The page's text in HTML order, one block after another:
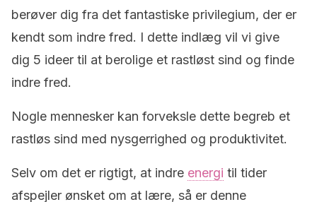
berøver dig fra det fantastiske privilegium, der er
kendt som indre fred. I dette indlæg vil vi give
dig 5 ideer til at berolige et rastløst sind og finde
indre fred.
Nogle mennesker kan forveksle dette begreb et
rastløs sind med nysgerrighed og produktivitet.
Selv om det er rigtigt, at indre energi til tider
afspejler ønsket om at lære, så er denne